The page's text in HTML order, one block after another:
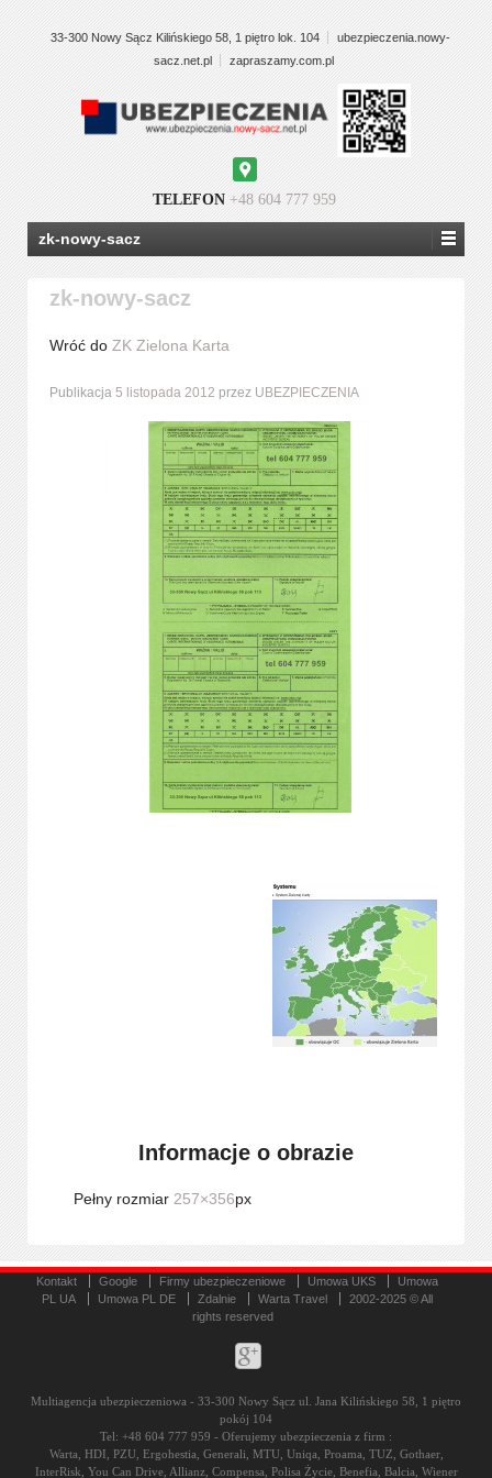
33-300 Nowy Sącz Kilińskiego 58, 1 piętro lok. 104
ubezpieczenia.nowy-
sacz.net.pl
zapraszamy.com.pl
Maps
TELEFON +48 604 777 959
zk-nowy-sacz
zk-nowy-sacz
Wróć do ZK Zielona Karta
Publikacja 5 listopada 2012 przez UBEZPIECZENIA
Informacje o obrazie
Pełny rozmiar 257×356px
Kontakt Google Firmy ubezpieczeniowe Umowa UKS
Umowa
PL UA
Umowa PL DE Zdalnie Warta Travel
2002-2025 © All
rights reserved
Multiagencja ubezpieczeniowa - 33-300 Nowy Sącz ul. Jana Kilińskiego 58, 1 piętro
pokój 104
Tel: +48 604 777 959 - Oferujemy ubezpieczenia z firm :
Warta, HDI, PZU, Ergohestia, Generali, MTU, Uniqa, Proama, TUZ, Gothaer,
InterRisk, You Can Drive, Allianz, Compensa, Polisa Życie, Benefia, Balcia, Wiener